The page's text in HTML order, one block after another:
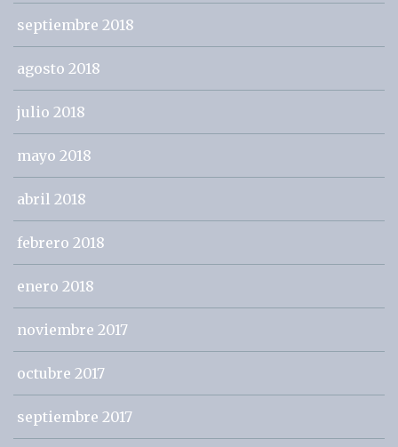
septiembre 2018
agosto 2018
julio 2018
mayo 2018
abril 2018
febrero 2018
enero 2018
noviembre 2017
octubre 2017
septiembre 2017